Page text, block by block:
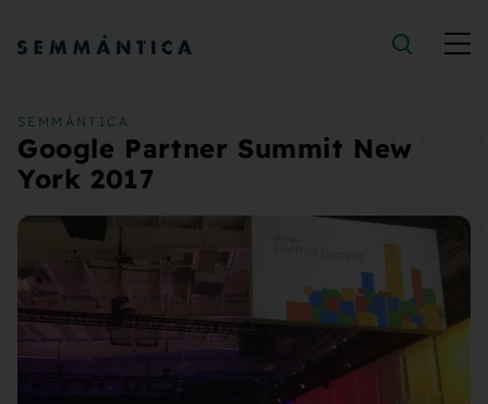
SEMMÁNTICA
Google Partner Summit New
York 2017